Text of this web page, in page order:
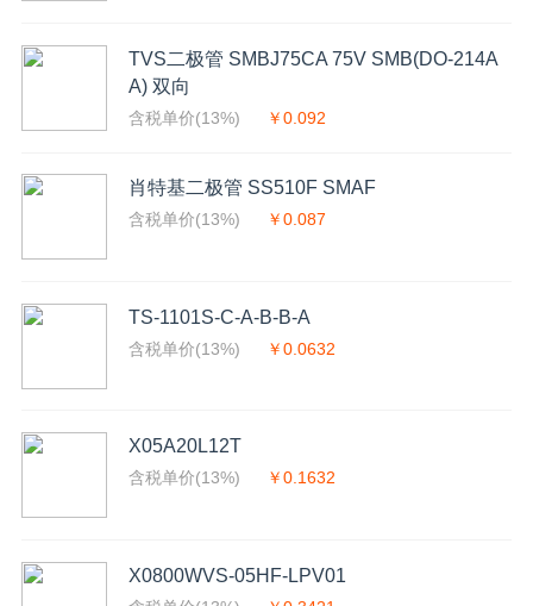
TVS二极管 SMBJ75CA 75V SMB(DO-214A
A) 双向
含税单价(13%) ￥0.092
肖特基二极管 SS510F SMAF
含税单价(13%) ￥0.087
TS-1101S-C-A-B-B-A
含税单价(13%) ￥0.0632
X05A20L12T
含税单价(13%) ￥0.1632
X0800WVS-05HF-LPV01